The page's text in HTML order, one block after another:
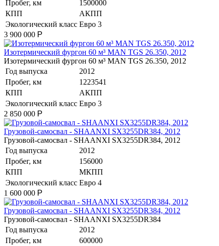
Пробег, км
1500000
КПП
АКПП
Экологический класс Евро 3
3 900 000 Р
Изотермический фургон 60 м³ MAN TGS 26.350, 2012
Изотермический фургон 60 м³ MAN TGS 26.350, 2012
Год выпуска
2012
Пробег, км
1223541
КПП
АКПП
Экологический класс Евро 3
2 850 000 Р
Грузовой-самосвал - SHAANXI SX3255DR384, 2012
Грузовой-самосвал - SHAANXI SX3255DR384, 2012
Год выпуска
2012
Пробег, км
156000
КПП
МКПП
Экологический класс Евро 4
1 600 000 Р
Грузовой-самосвал - SHAANXI SX3255DR384, 2012
Грузовой-самосвал - SHAANXI SX3255DR384
Год выпуска
2012
Пробег, км
600000